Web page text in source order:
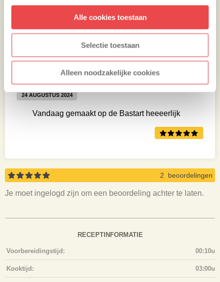
Alle cookies toestaan
Selectie toestaan
Alleen noodzakelijke cookies
2 beoordelingen
Je moet ingelogd zijn om een beoordeling achter te laten.
RECEPTINFORMATIE
Voorbereidingstijd: 00:10u
Kooktijd: 03:00u
5 AUGUSTUS 2025
Heerlijk!!!
24 AUGUSTUS 2024
Vandaag gemaakt op de Bastart heeeerlijk